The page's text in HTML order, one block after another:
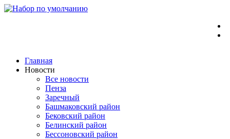
Перейти
Главная
Новости
Все новости
Пенза
Заречный
Башмаковский район
Бековский район
Белинский район
Бессоновский район